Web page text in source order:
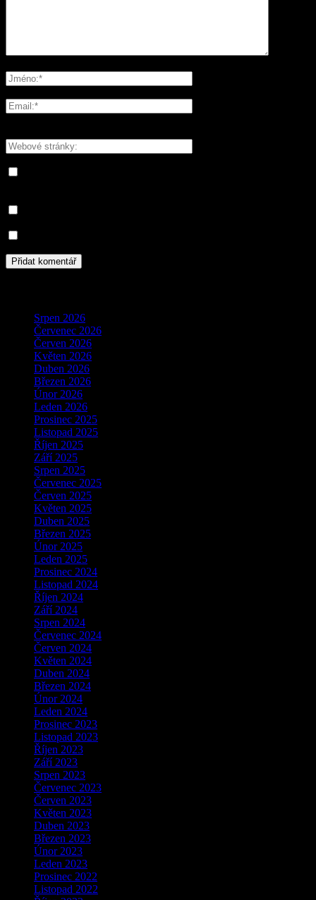
Srpen 2026
Červenec 2026
Červen 2026
Květen 2026
Duben 2026
Březen 2026
Únor 2026
Leden 2026
Prosinec 2025
Listopad 2025
Říjen 2025
Září 2025
Srpen 2025
Červenec 2025
Červen 2025
Květen 2025
Duben 2025
Březen 2025
Únor 2025
Leden 2025
Prosinec 2024
Listopad 2024
Říjen 2024
Září 2024
Srpen 2024
Červenec 2024
Červen 2024
Květen 2024
Duben 2024
Březen 2024
Únor 2024
Leden 2024
Prosinec 2023
Listopad 2023
Říjen 2023
Září 2023
Srpen 2023
Červenec 2023
Červen 2023
Květen 2023
Duben 2023
Březen 2023
Únor 2023
Leden 2023
Prosinec 2022
Listopad 2022